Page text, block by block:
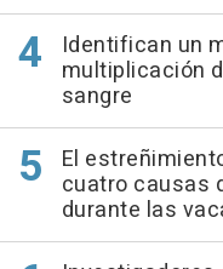
Identifican un
multiplicación
sangre
El
cuatro causas
durante las